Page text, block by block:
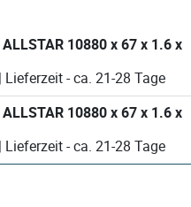
Art. Nr. - M42.BW-2511.10880.67.1.6.2.3 | Lieferzeit - ca. 21-28 Tage
Art. Nr. - M42.BW-2511.10880.67.1.6.3.4 | Lieferzeit - ca. 21-28 Tage